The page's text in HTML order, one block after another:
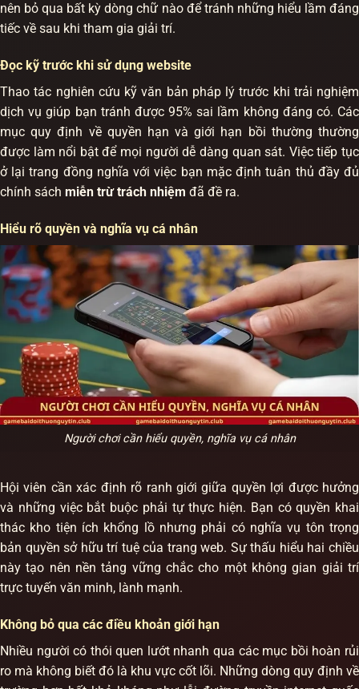
nên bỏ qua bất kỳ dòng chữ nào để tránh những hiểu lầm đáng
tiếc về sau khi tham gia giải trí.
Đọc kỹ trước khi sử dụng website
Thao tác nghiên cứu kỹ văn bản pháp lý trước khi trải nghiệm
dịch vụ giúp bạn tránh được 95% sai lầm không đáng có. Các
mục quy định về quyền hạn và giới hạn bồi thường thường
được làm nổi bật để mọi người dễ dàng quan sát. Việc tiếp tục
ở lại trang đồng nghĩa với việc bạn mặc định tuân thủ đầy đủ
chính sách miễn trừ trách nhiệm đã đề ra.
Hiểu rõ quyền và nghĩa vụ cá nhân
Người chơi cần hiểu quyền, nghĩa vụ cá nhân
Hội viên cần xác định rõ ranh giới giữa quyền lợi được hưởng
và những việc bắt buộc phải tự thực hiện. Bạn có quyền khai
thác kho tiện ích khổng lồ nhưng phải có nghĩa vụ tôn trọng
bản quyền sở hữu trí tuệ của trang web. Sự thấu hiểu hai chiều
này tạo nên nền tảng vững chắc cho một không gian giải trí
trực tuyến văn minh, lành mạnh.
Không bỏ qua các điều khoản giới hạn
Nhiều người có thói quen lướt nhanh qua các mục bồi hoàn rủi
ro mà không biết đó là khu vực cốt lõi. Những dòng quy định về